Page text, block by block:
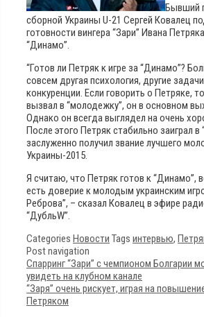
Бывший
сборной Украины U-21 Сергей Ковалец
готовности вингера “Зари” Ивана
“Динамо”.
“Готов ли Петряк к игре за “Динамо”?
совсем другая психология, другие
конкуренции. Если говорить о Петряке,
вызвал в “молодежку”, он в основном
Однако он всегда выглядел на очень
После этого Петряк стабильно заиграл в
заслуженно получил звание лучшего
Украины-2015.
Я считаю, что Петряк готов к “Динамо”,
есть доверие к молодым украинским
Реброва”, – сказал Ковалец в эфире
“ДубльW”.
Categories Новости Tags интервью,
Post navigation
Спарринг “Зари” с чемпионом Болгарии
увидеть на клубном канале
“Заря” очень рискует, играя на
Петряком